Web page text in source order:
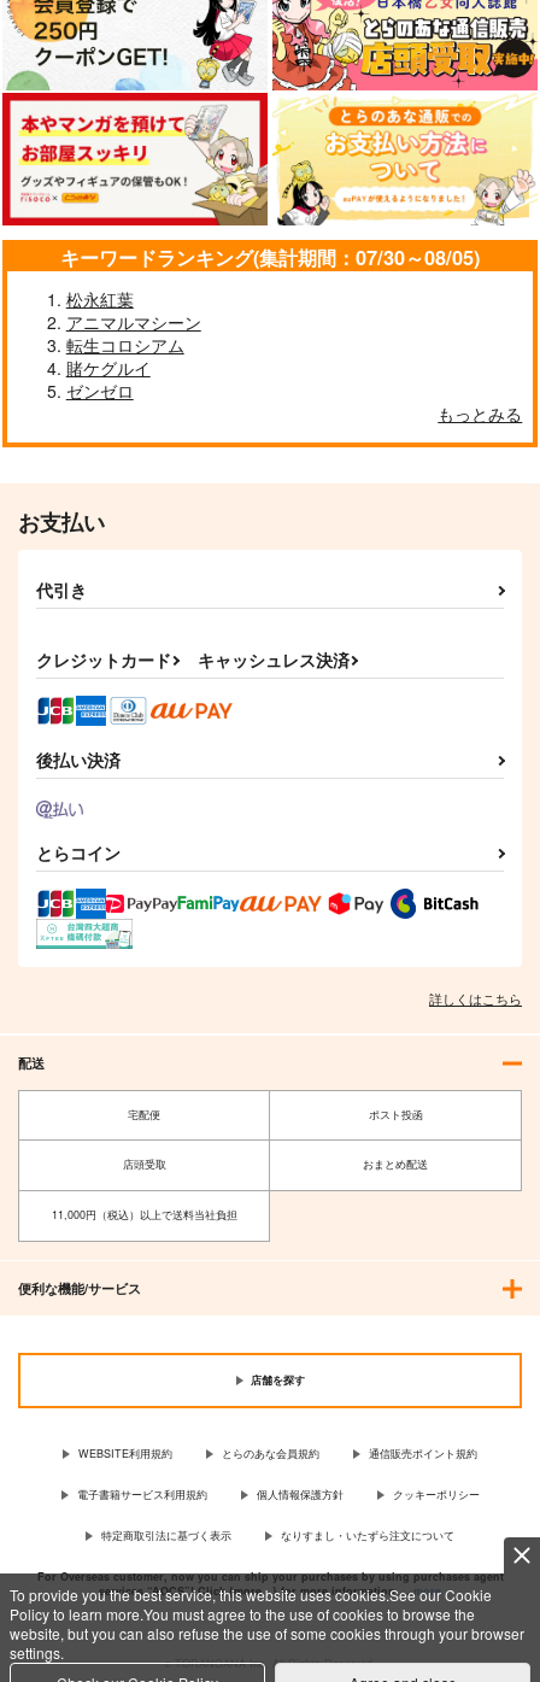
To provide you the best service, this website uses cookies.See our Cookie
Policy to learn more.You must agree to the use of cookies to browse the
website, but you can also refuse the use of some cookies through your browser
settings.
神様の乗車券１
70年式悠久機関
2,970円（税込）
オリジナル
サンプル
カート
≪新刊発売記念
≫【B5アクリルボー
ド】艶娘幻夢譚
T2 ART WORKS
専売 4,400円（税込）
オリジナル
サンプル
黒白のアヴェスター 2
神座万象・第十四機
関
専売 2,178円（税込）
サンプル
神座万象・第十四機
2,178
オリジナル
サンプル
カート
キーワードランキング(集計期間：07/30～08/05)
松永紅葉
アニマルマシーン
転生コロシアム
賭ケグルイ
ゼンゼロ
もっとみる
お支払い
代引き
クレジットカード キャッシュレス決済
後払い決済
とらコイン
詳しくはこちら
配送
宅配便 ポスト投函
店頭受取 おまとめ配送
11,000円（税込）以上で送料当社負担
便利な機能/サービス
店舗を探す
WEBSITE利用規約 とらのあな会員規約 通信販売ポイント規約
電子書籍サービス利用規約 個人情報保護方針 クッキーポリシー
特定商取引法に基づく表示 なりすまし・いたずら注文について
For Overseas customer, now you can ship your purchases by using purchases agent
services “AOCS”! Click {more…} for more information …more
c TORANOANA Inc, All Rights Reserved.